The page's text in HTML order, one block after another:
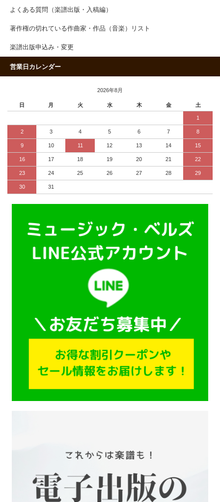
よくある質問（楽譜出版・入稿編）
著作権の切れている作曲家・作品（音楽）リスト
楽譜出版申込み・変更
営業日カレンダー
2026年8月
日 月 火 水 木 金 土
1
2 3 4 5 6 7 8
9 10 11 12 13 14 15
16 17 18 19 20 21 22
23 24 25 26 27 28 29
30 31